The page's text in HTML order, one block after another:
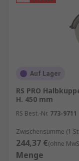
Auf Lager
RS PRO
H. 450 mm
RS Best.-Nr. 773-9711
Zwischensumme (1
244,37 €(ohne
Menge